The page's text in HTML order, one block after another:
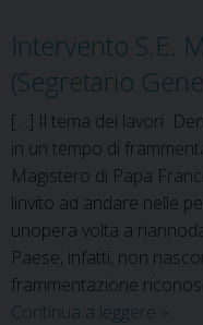
Intervento S.E.
(Segretario
[…] Il tema dei lavori 
in un tempo di
Magistero di Papa
linvito ad andare nelle
unopera volta a
Paese, infatti, non
frammentazione
Continua a leggere »